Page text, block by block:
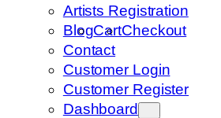
Artists Registration
BlogCartCheckout
Contact
Customer Login
Customer Register
Dashboard